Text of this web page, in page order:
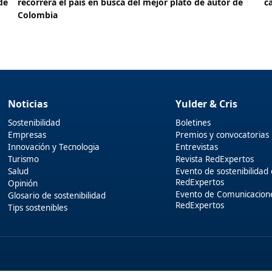
Colombia
Noticias
Sostenibilidad
Empresas
Innovación y Tecnologia
Turismo
Salud
Opinión
Glosario de sostenibilidad
Tips sostenibles
Yulder & Cris
Boletines
Premios y convocatorias
Entrevistas
Revista RedExpertos
Evento de sostenibilidad
RedExpertos
Evento de
RedExpertos